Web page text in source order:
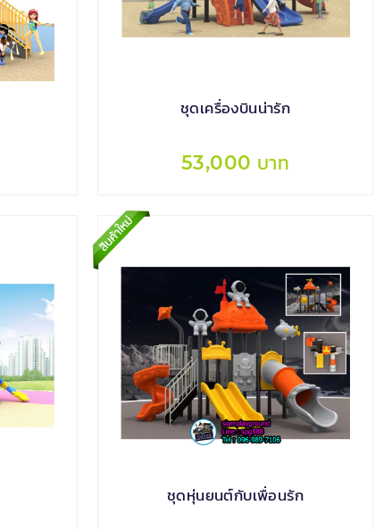
ชุดเครื่องบินน่ารัก
53,000 บาท
ชุดหุ่นยนต์กับเพื่อนรัก